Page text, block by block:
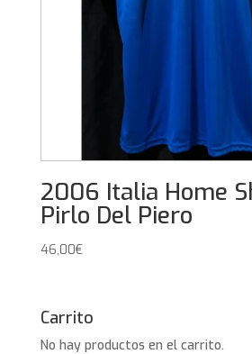
2006 Italia Home
Pirlo Del Piero
46,00€
Carrito
No hay productos en el carrito.